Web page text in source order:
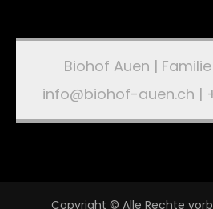
Biohof Auen |
info@biohof-auen.ch |
Copyright © Alle Rechte